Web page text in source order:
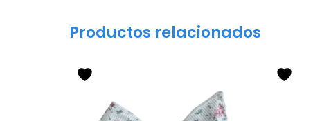
Productos relacionados